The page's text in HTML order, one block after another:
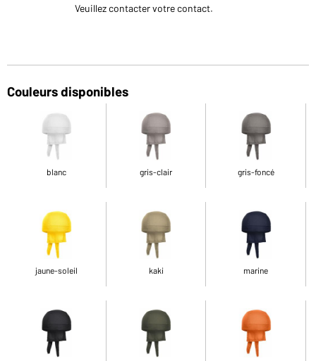
Veuillez contacter votre contact.
Couleurs disponibles
blanc gris-clair gris-foncé
jaune-soleil kaki marine